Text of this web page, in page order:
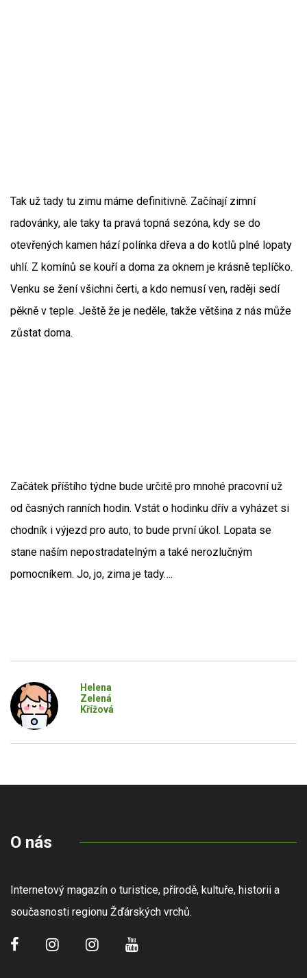
Tak už tady tu zimu máme definitivně. Začínají zimní
radovánky, ale taky ta pravá topná sezóna, kdy se do
otevřených kamen hází polínka dřeva a do kotlů plné lopaty
uhlí. Z komínů se kouří a doma za oknem je krásně teplíčko.
Venku se žení všichni čerti, a kdo nemusí ven, raději sedí
pěkně v teple. Ještě že je neděle, takže většina z nás může
zůstat doma.
Začátek příštího týdne bude určitě pro mnohé pracovní už
od časných ranních hodin. Vstát o hodinku dřív a vyházet si
chodník i výjezd pro auto, to bude první úkol. Lopata se
stane naším nepostradatelným a také nerozlučným
pomocníkem. Jo, jo, zima je tady….
Helena
Zelená
Křížová
O nás
Internetový magazín o turistice, přírodě, kultuře, historii a
současnosti regionu Žďárských vrchů.